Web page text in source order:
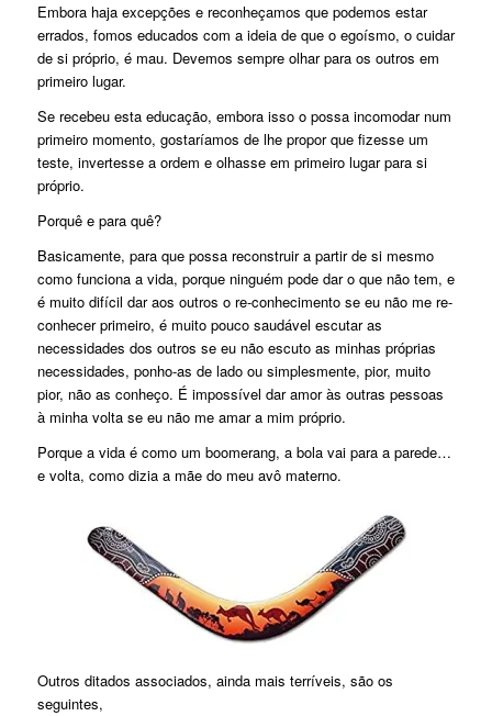
Embora haja excepções e reconheçamos que podemos estar
errados, fomos educados com a ideia de que o egoísmo, o cuidar
de si próprio, é mau. Devemos sempre olhar para os outros em
primeiro lugar.
Se recebeu esta educação, embora isso o possa incomodar num
primeiro momento, gostaríamos de lhe propor que fizesse um
teste, invertesse a ordem e olhasse em primeiro lugar para si
próprio.
Porquê e para quê?
Basicamente, para que possa reconstruir a partir de si mesmo
como funciona a vida, porque ninguém pode dar o que não tem, e
é muito difícil dar aos outros o re-conhecimento se eu não me re-
conhecer primeiro, é muito pouco saudável escutar as
necessidades dos outros se eu não escuto as minhas próprias
necessidades, ponho-as de lado ou simplesmente, pior, muito
pior, não as conheço. É impossível dar amor às outras pessoas
à minha volta se eu não me amar a mim próprio.
Porque a vida é como um boomerang, a bola vai para a parede…
e volta, como dizia a mãe do meu avô materno.
Outros ditados associados, ainda mais terríveis, são os
seguintes,